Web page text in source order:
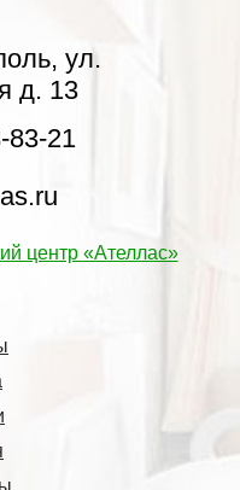
ул.
д. 13
83-21